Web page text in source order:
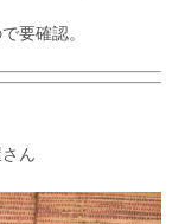
要確認。
ん